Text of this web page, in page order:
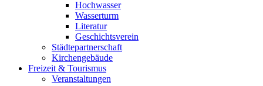
Hochwasser
Wasserturm
Literatur
Geschichtsverein
Städtepartnerschaft
Kirchengebäude
Freizeit & Tourismus
Veranstaltungen